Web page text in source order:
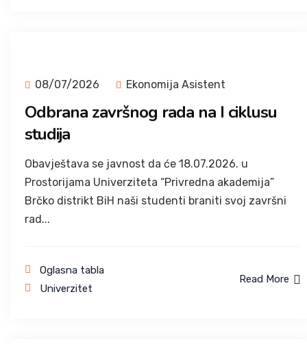
08/07/2026 Ekonomija Asistent
Odbrana završnog rada na I ciklusu
studija
Obavještava se javnost da će 18.07.2026. u
Prostorijama Univerziteta “Privredna akademija”
Brčko distrikt BiH naši studenti braniti svoj završni
rad...
Oglasna tabla
Univerzitet
Read More